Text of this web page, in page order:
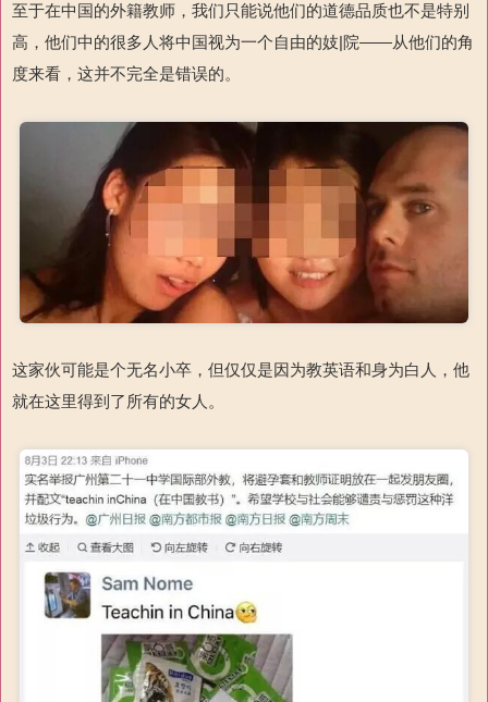
至于在中国的外籍教师，我们只能说他们的道德品质也不是特别
高，他们中的很多人将中国视为一个自由的妓|院——从他们的角
度来看，这并不完全是错误的。
这家伙可能是个无名小卒，但仅仅是因为教英语和身为白人，他
就在这里得到了所有的女人。